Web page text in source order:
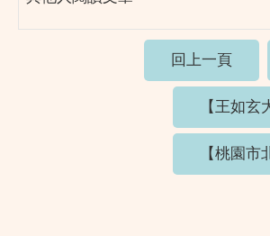
回上一頁
【王如
【桃園